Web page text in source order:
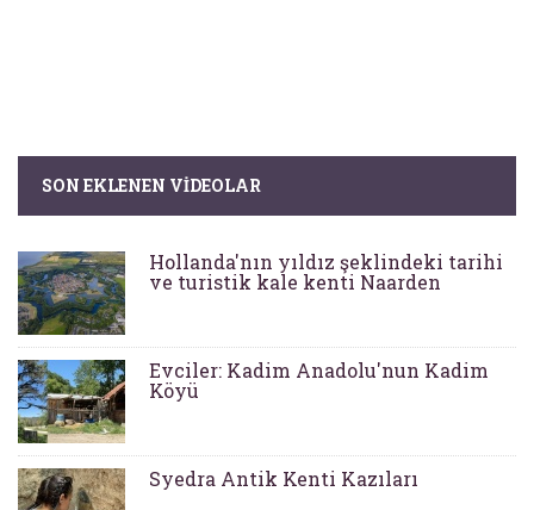
SON EKLENEN VIDEOLAR
Hollanda'nın yıldız şeklindeki tarihi
ve turistik kale kenti Naarden
Evciler: Kadim Anadolu'nun Kadim
Köyü
Syedra Antik Kenti Kazıları